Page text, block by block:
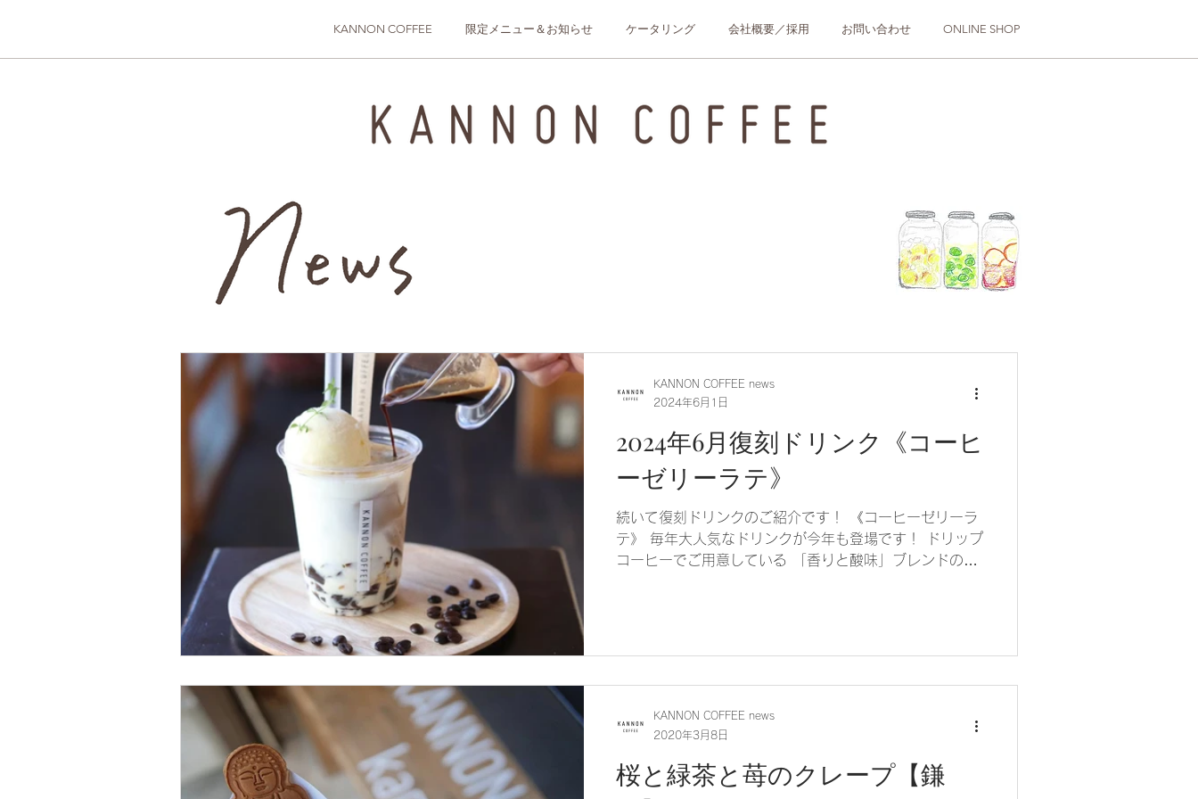
KANNON COFFEE 限定メニュー＆お知らせ ケータリング 会社概要／採用 お問い合わせ ONLINE SHOP
2024年6月復刻ドリンク《コーヒ
ーゼリーラテ》
続いて復刻ドリンクのご紹介です！ 《コーヒーゼリーラ
テ》 毎年大人気なドリンクが今年も登場です！ ドリップ
コーヒーでご用意している 「香りと酸味」ブレンドのお
KANNON COFFEE news
2024年6月1日
桜と緑茶と苺のクレープ【鎌
KANNON COFFEE news
2020年3月8日